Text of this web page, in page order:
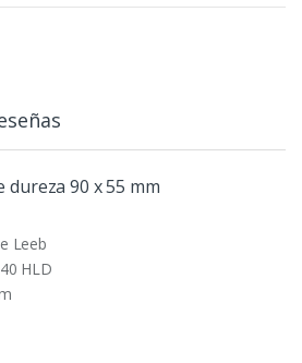
dureza 90 x 55 mm
Leeb
HLD